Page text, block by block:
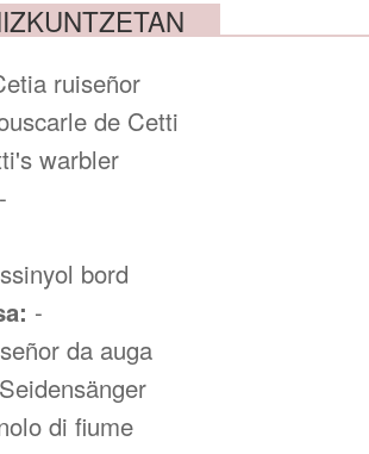
ruiseñor
de Cetti
warbler
-
bord
-
da auga
Seidensänger
di fiume